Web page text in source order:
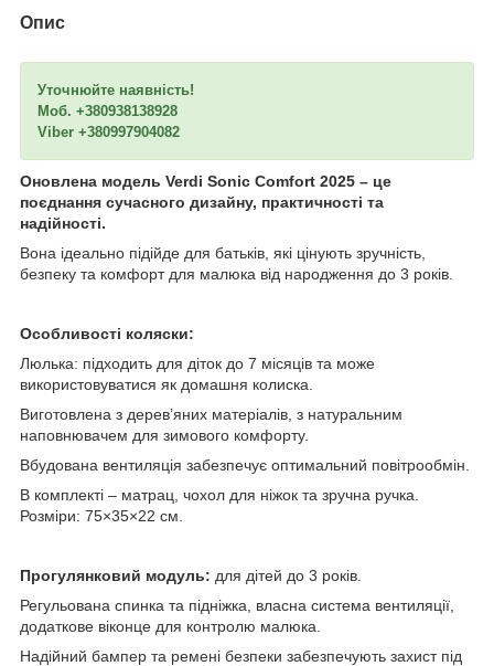
Опис
Уточнюйте наявність!
Моб. +380938138928
Viber +380997904082
Оновлена модель Verdi Sonic Comfort 2025 – це
поєднання сучасного дизайну, практичності та
надійності.
Вона ідеально підійде для батьків, які цінують зручність,
безпеку та комфорт для малюка від народження до 3 років.
Особливості коляски:
Люлька: підходить для діток до 7 місяців та може
використовуватися як домашня колиска.
Виготовлена з дерев’яних матеріалів, з натуральним
наповнювачем для зимового комфорту.
Вбудована вентиляція забезпечує оптимальний повітрообмін.
В комплекті – матрац, чохол для ніжок та зручна ручка.
Розміри: 75×35×22 см.
Прогулянковий модуль: для дітей до 3 років.
Регульована спинка та підніжка, власна система вентиляції,
додаткове віконце для контролю малюка.
Надійний бампер та ремені безпеки забезпечують захист під